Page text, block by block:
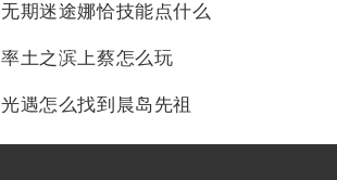
无期迷途娜恰技能点什么
率土之滨上蔡怎么玩
光遇怎么找到晨岛先祖